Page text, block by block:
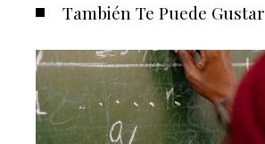
También Te Puede Gustar